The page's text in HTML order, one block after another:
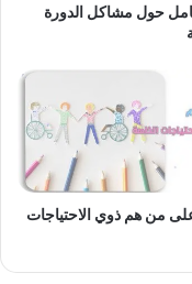
حول مشاكل الدورة
من هم ذوي الاحتياجات